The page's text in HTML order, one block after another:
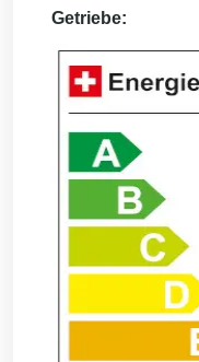
Getriebe: